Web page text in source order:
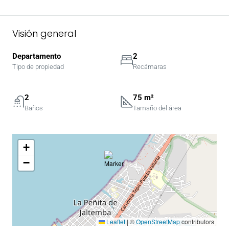
Visión general
Departamento
Tipo de propiedad
2
Recámaras
2
Baños
75 m²
Tamaño del área
+
−
Leaflet | ©OpenStreetMapcontributors